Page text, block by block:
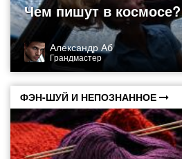
Чем пишут в космосе?
Александр Аб
Грандмастер
ФЭН-ШУЙ И НЕПОЗНАННОЕ